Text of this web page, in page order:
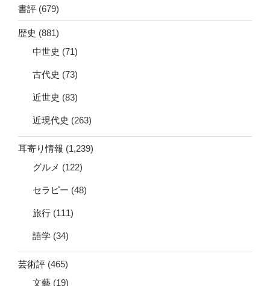
書評 (679)
歴史 (881)
中世史 (71)
古代史 (73)
近世史 (83)
近現代史 (263)
耳寄り情報 (1,239)
グルメ (122)
セラピー (48)
旅行 (111)
語学 (34)
芸術評 (465)
文藝 (19)